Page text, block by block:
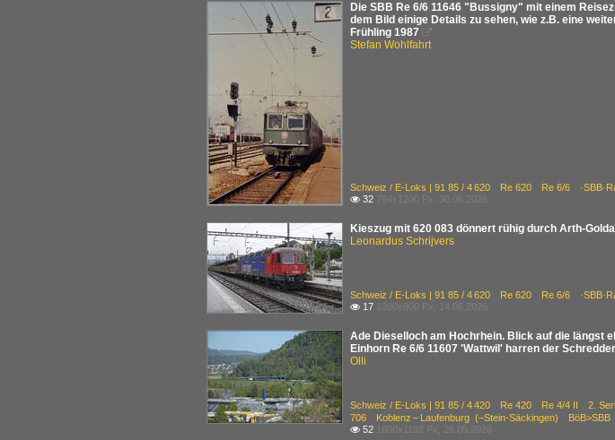
Die SBB Re 6/6 11646 "Bussigny" mit einem
dem Bild einige Details zu sehen, wie z.B. eine
Frühling 1987

Stefan Wohlfahrt
Schweiz / E-Loks | 91 85 / 4 620 Re 620 Re 6/6
 32 794x1200 Px, 30.06.2026
Kieszug mit 620 083 dönnert rühig durch Arth-
Leonardus Schrijvers
Schweiz / E-Loks | 91 85 / 4 620 Re 620 Re 6/6
 17 1200x800 Px, 14.06.2026
Ade Dieselloch am Hochrhein. Blick auf die längst
Einhorn Re 6/6 11607 'Wattwil' harren der
Olli
Schweiz / E-Loks | 91 85 / 4 420 Re 420 Re 4/4 II 2.
706 Koblenz – Laufenburg (–Stein-Säckingen) BöB>SBB
 52 1600x1102 Px, 29.05.2026